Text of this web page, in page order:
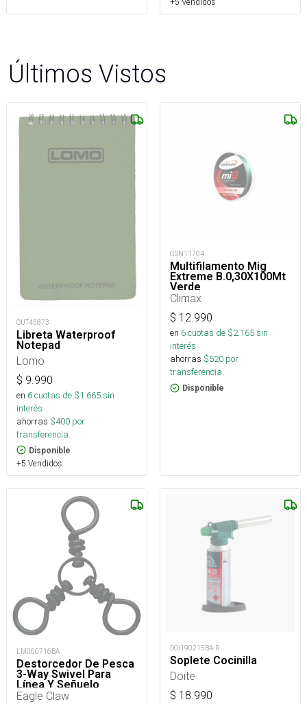
Últimos Vistos
OUT45873
Libreta Waterproof
Notepad
Lomo
$ 9.990
en 6cuotas de $1.665sin
interés
ahorras $400 por
transferencia.
Disponible
+5 Vendidos
GSN11704
Multifilamento Mig
Extreme B.0,30X100Mt
Verde
Climax
$ 12.990
en 6cuotas de $2.165sin
interés
ahorras $520 por
transferencia.
Disponible
LM060716BA
Destorcedor De Pesca
3-Way Swivel Para
Línea Y Señuelo
Eagle Claw
DOI190215BA-R
Soplete Cocinilla
Doite
$ 18.990